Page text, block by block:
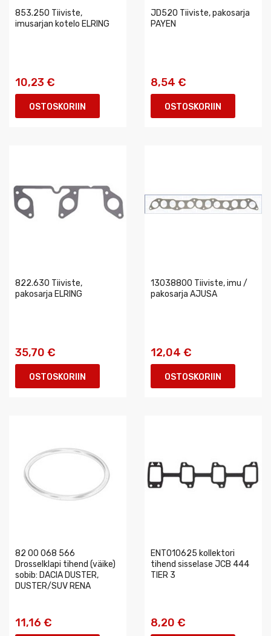
853.250 Tiiviste,
imusarjan kotelo ELRING
10,23 €
OSTOSKORIIN
JD520 Tiiviste, pakosarja
PAYEN
8,54 €
OSTOSKORIIN
822.630 Tiiviste,
pakosarja ELRING
35,70 €
OSTOSKORIIN
13038800 Tiiviste, imu /
pakosarja AJUSA
12,04 €
OSTOSKORIIN
82 00 068 566
Drosselklapi tihend (väike)
sobib: DACIA DUSTER,
DUSTER/SUV RENA
11,16 €
ENT010625 kollektori
tihend sisselase JCB 444
TIER 3
8,20 €